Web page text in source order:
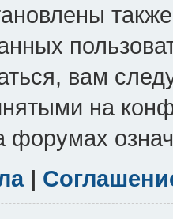
вам
на
форумах
|